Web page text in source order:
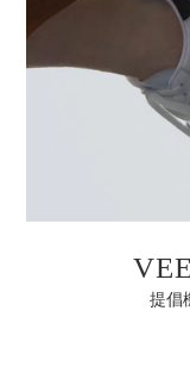
提倡